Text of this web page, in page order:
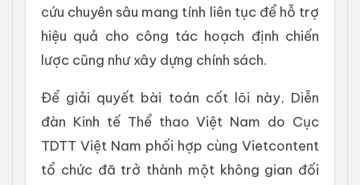
cứu chuyên sâu mang tính liên tục để hỗ trợ
hiệu quả cho công tác hoạch định chiến
lược cũng như xây dựng chính sách.
Để giải quyết bài toán cốt lõi này, Diễn
đàn Kinh tế Thể thao Việt Nam do Cục
TDTT Việt Nam phối hợp cùng Vietcontent
tổ chức đã trở thành một không gian đối